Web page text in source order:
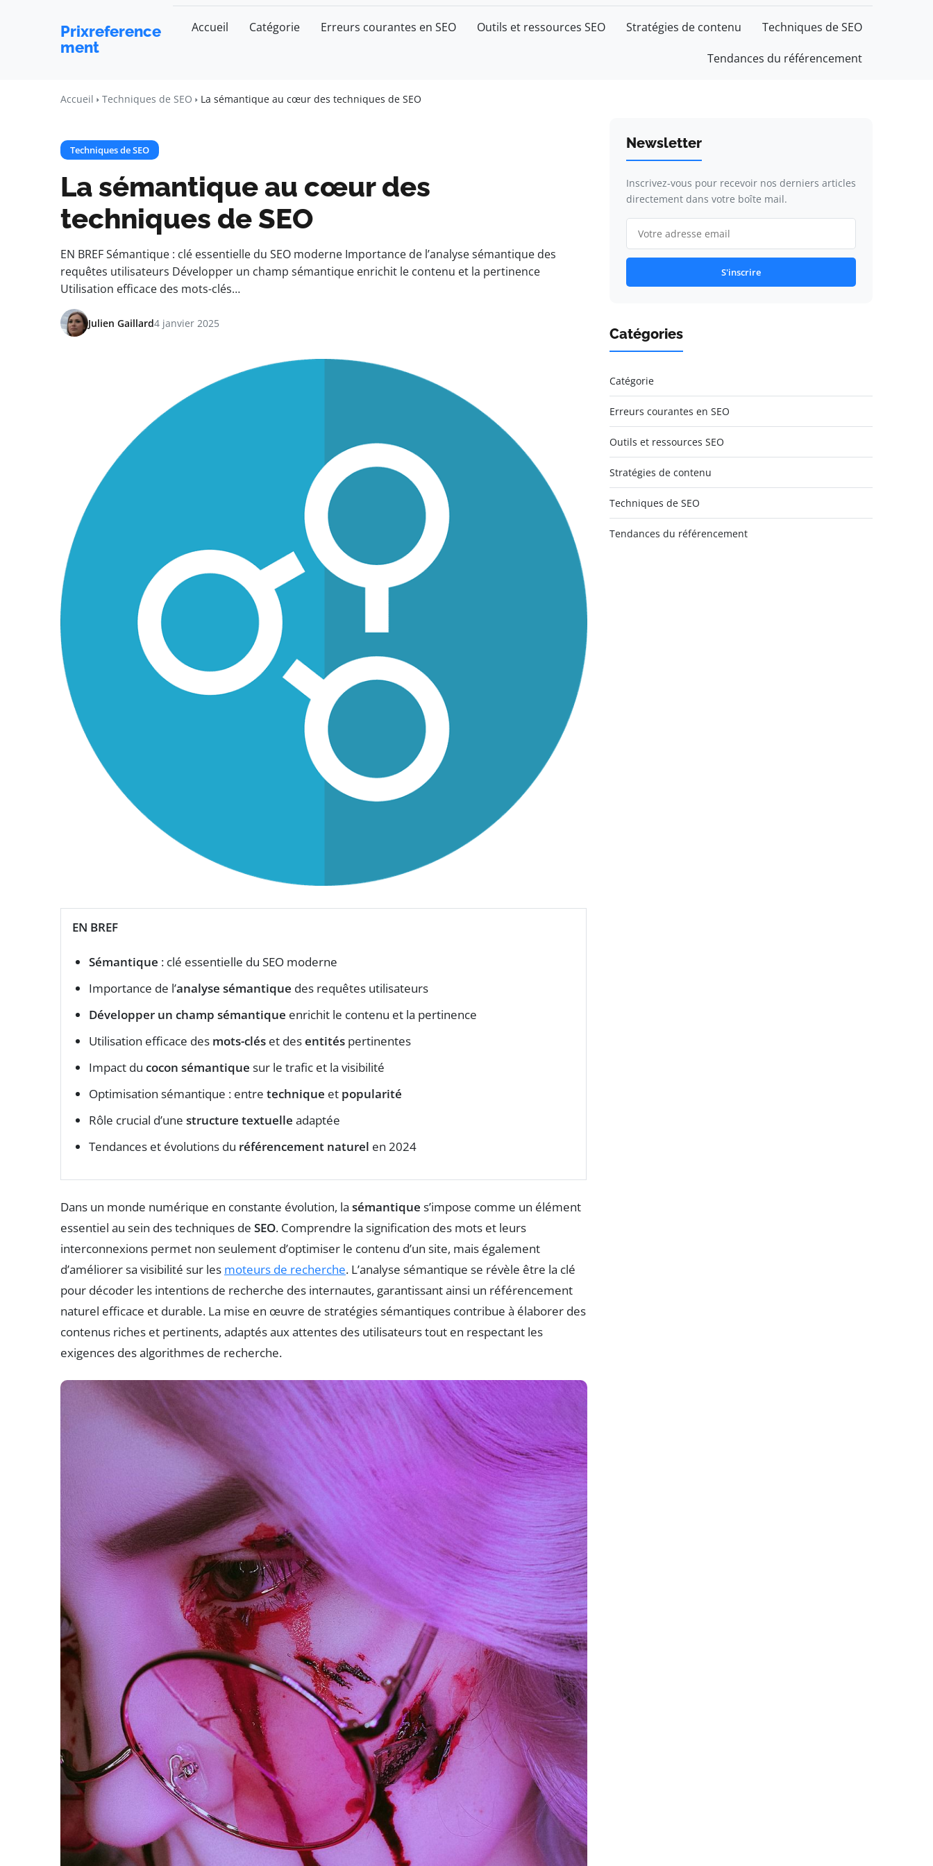
Prixreference
ment
Accueil Catégorie Erreurs courantes en SEO Outils et ressources SEO Stratégies de contenu Techniques de SEO
Tendances du référencement
Accueil Techniques de SEO La sémantique au cœur des techniques de SEO
Techniques de SEO
La sémantique au cœur des
techniques de SEO
EN BREF Sémantique : clé essentielle du SEO moderne Importance de l’analyse sémantique des
requêtes utilisateurs Développer un champ sémantique enrichit le contenu et la pertinence
Utilisation efficace des mots-clés…
Julien Gaillard4 janvier 2025
EN BREF
Sémantique : clé essentielle du SEO moderne
Importance de l’analyse sémantique des requêtes utilisateurs
Développer un champ sémantique enrichit le contenu et la pertinence
Utilisation efficace des mots-clés et desentités pertinentes
Impact du cocon sémantique sur le trafic et la visibilité
Optimisation sémantique : entre technique et popularité
Rôle crucial d’une structure textuelle adaptée
Tendances et évolutions du référencement naturel en 2024
Dans un monde numérique en constante évolution, la sémantique s’impose comme un élément
essentiel au sein des techniques de SEO. Comprendre la signification des mots et leurs
interconnexions permet non seulement d’optimiser le contenu d’un site, mais également
d’améliorer sa visibilité sur les moteurs de recherche. L’analyse sémantique se révèle être la clé
pour décoder les intentions de recherche des internautes, garantissant ainsi un référencement
naturel efficace et durable. La mise en œuvre de stratégies sémantiques contribue à élaborer des
contenus riches et pertinents, adaptés aux attentes des utilisateurs tout en respectant les
exigences des algorithmes de recherche.
Newsletter
Inscrivez-vous pour recevoir nos derniers articles
directement dans votre boîte mail.
S'inscrire
Catégories
Catégorie
Erreurs courantes en SEO
Outils et ressources SEO
Stratégies de contenu
Techniques de SEO
Tendances du référencement